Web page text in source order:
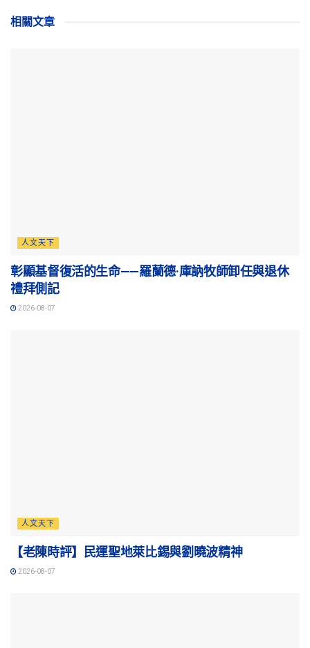
相關文章
人文天下
彰顯基督復活的生命——羅蘭德·庫訥牧師卸任與退休
禮拜側記
2026-08-07
人文天下
【老陳時評】民運聖地萊比錫與劉曉波精神
2026-08-07